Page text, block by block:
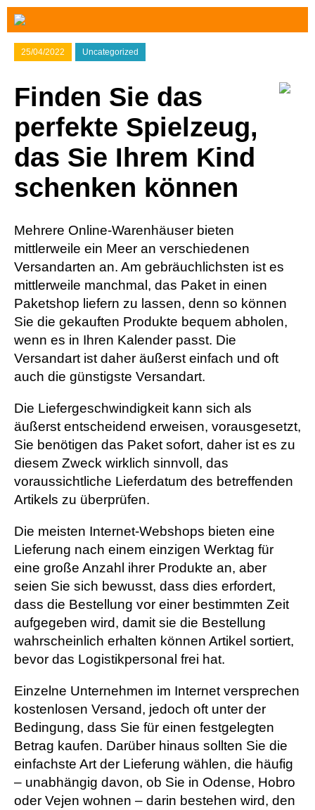
25/04/2022 Uncategorized
Finden Sie das
perfekte Spielzeug,
das Sie Ihrem Kind
schenken können
Mehrere Online-Warenhäuser bieten
mittlerweile ein Meer an verschiedenen
Versandarten an. Am gebräuchlichsten ist es
mittlerweile manchmal, das Paket in einen
Paketshop liefern zu lassen, denn so können
Sie die gekauften Produkte bequem abholen,
wenn es in Ihren Kalender passt. Die
Versandart ist daher äußerst einfach und oft
auch die günstigste Versandart.
Die Liefergeschwindigkeit kann sich als
äußerst entscheidend erweisen, vorausgesetzt,
Sie benötigen das Paket sofort, daher ist es zu
diesem Zweck wirklich sinnvoll, das
voraussichtliche Lieferdatum des betreffenden
Artikels zu überprüfen.
Die meisten Internet-Webshops bieten eine
Lieferung nach einem einzigen Werktag für
eine große Anzahl ihrer Produkte an, aber
seien Sie sich bewusst, dass dies erfordert,
dass die Bestellung vor einer bestimmten Zeit
aufgegeben wird, damit sie die Bestellung
wahrscheinlich erhalten können Artikel sortiert,
bevor das Logistikpersonal frei hat.
Einzelne Unternehmen im Internet versprechen
kostenlosen Versand, jedoch oft unter der
Bedingung, dass Sie für einen festgelegten
Betrag kaufen. Darüber hinaus sollten Sie die
einfachste Art der Lieferung wählen, die häufig
– unabhängig davon, ob Sie in Odense, Hobro
oder Vejen wohnen – darin bestehen wird, den